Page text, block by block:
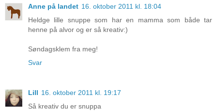
Anne på landet 16. oktober 2011 kl. 18:04
Heldge lille snuppe som har en mamma som både tar
henne på alvor og er så kreativ:)
Søndagsklem fra meg!
Svar
Lill 16. oktober 2011 kl. 19:17
Så kreativ du er snuppa